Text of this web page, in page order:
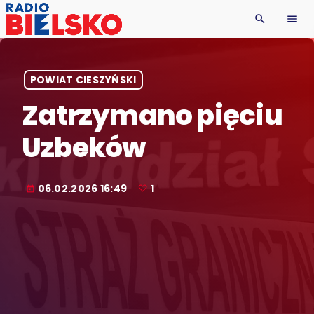
search menu
POWIAT CIESZYŃSKI
Zatrzymano pięciu
Uzbeków
today 06.02.2026 16:49 1